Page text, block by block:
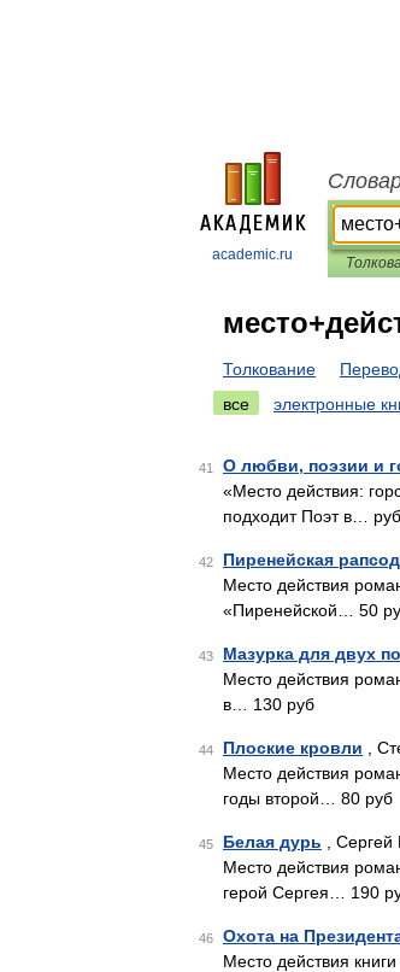
academic.ru
Толкование
все
электронные
41 О любви, поэзии и
«Место действия:
подходит Поэт в… руб
42 Пиренейская
Место действия
«Пиренейской… 50
43 Мазурка для двух
Место действия
в… 130 руб
44 Плоские кровли ,
Место действия
годы второй… 80 руб
45 Белая дурь ,
Место действия
герой Сергея… 190
46 Охота на
Место действия